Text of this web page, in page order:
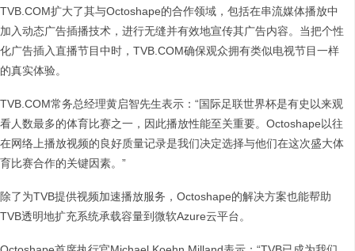
TVB.COM扩大了其与Octoshape的合作领域，包括在串流媒体播放中
加入动态广告插播技术，进行无缝并有效地宣传其广告内容。当把个性
化广告插入直播节目中时，TVB.COM确保观众拥有类似电视节目一样
的真实体验。
TVB.COM常务总经理黄启智先生表示：“国际足联世界杯是有史以来观
看人数最多的体育比赛之一，因此播放性能至关重要。Octoshape以往
在网络上播放视频的良好质量记录是我们决定选择与他们在这次盛大体
育比赛合作的关键因素。”
除了为TVB提供视频加速播放服务，Octoshape的解决方案也能帮助
TVB透明地扩充系统承载容量到微软Azure云平台。